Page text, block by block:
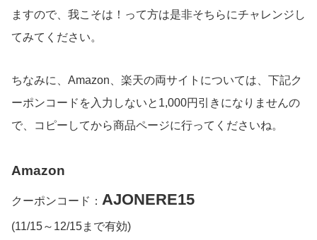
ますので、我こそは！って方は是非そちらにチャレンジし
てみてください。
ちなみに、Amazon、楽天の両サイトについては、下記ク
ーポンコードを入力しないと1,000円引きになりませんの
で、コピーしてから商品ページに行ってくださいね。
Amazon
クーポンコード： AJONERE15
(11/15～12/15まで有効)